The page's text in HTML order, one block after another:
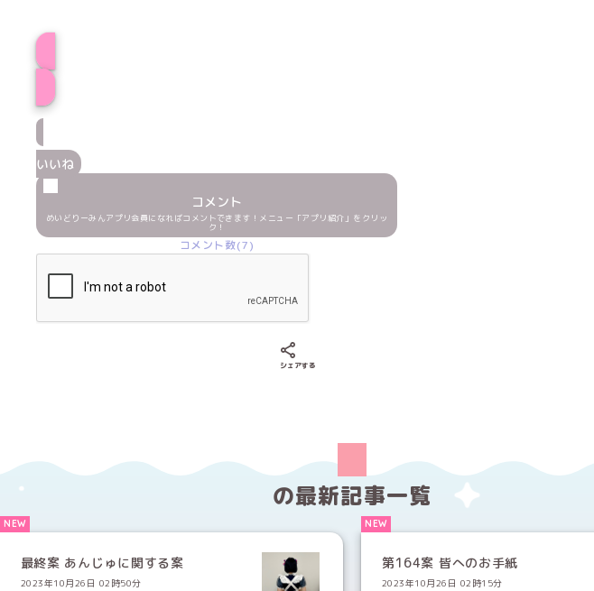
いいね
コメント
めいどりーみんアプリ会員になればコメントできます！メニュー「アプリ紹介」をクリッ
ク！
コメント数(7)
シェアする
の最新記事一覧
最終案 あんじゅに関する案
2023年10月26日 02時50分
第164案 皆へのお手紙
2023年10月26日 02時15分